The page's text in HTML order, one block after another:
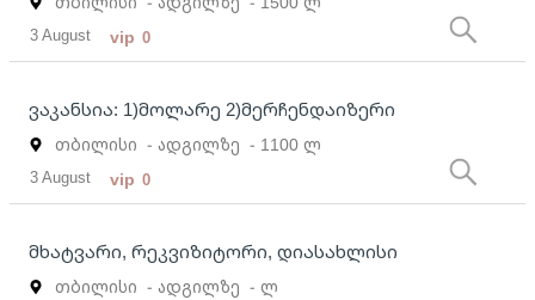
3 August vip 0
ვაკანსია: 1)მოლარე 2)მერჩენდაიზერი
თბილისი - ადგილზე - 1100 ლ
3 August vip 0
მხატვარი, რეკვიზიტორი, დიასახლისი
თბილისი - ადგილზე - ლ